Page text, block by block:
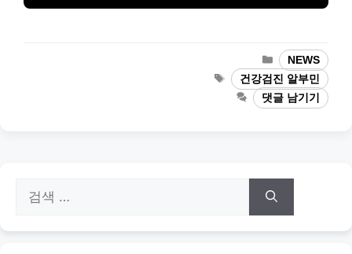
카
테
고
리
NEWS
태
그
건강검진 알부민
댓글 남기기
색: